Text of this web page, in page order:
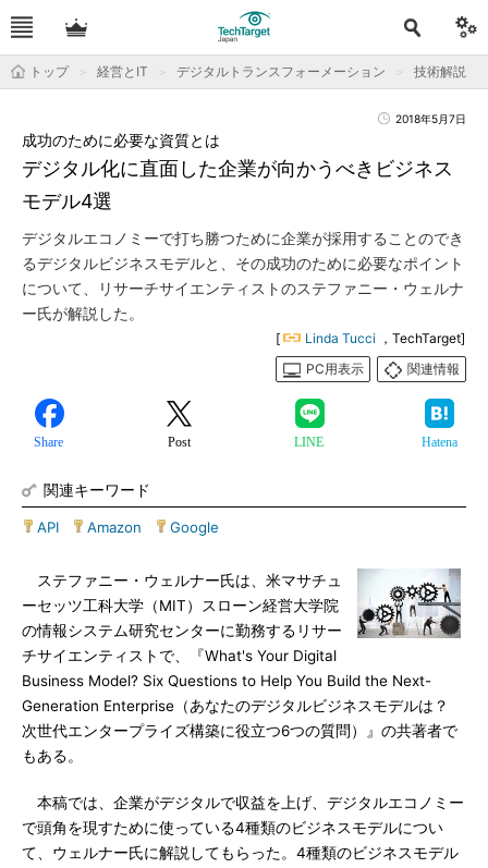
トップ 経営とIT デジタルトランスフォーメーション 技術解説
2018年5月7日
デジタル化に直面した企業が向かうべきビジネス
モデル4選
成功のために必要な資質とは
デジタルエコノミーで打ち勝つために企業が採用することのでき
るデジタルビジネスモデルと、その成功のために必要なポイント
について、リサーチサイエンティストのステファニー・ウェルナ
ー氏が解説した。
[ Linda Tucci ，TechTarget]
PC用表示
関連情報
Share Post LINE Hatena
関連キーワード
API Amazon Google
ステファニー・ウェルナー氏は、米マサチュ
ーセッツ工科大学（MIT）スローン経営大学院
の情報システム研究センターに勤務するリサー
チサイエンティストで、『What's Your Digital
Business Model? Six Questions to Help You Build the Next-
Generation Enterprise（あなたのデジタルビジネスモデルは？
次世代エンタープライズ構築に役立つ6つの質問）』の共著者で
もある。
本稿では、企業がデジタルで収益を上げ、デジタルエコノミー
で頭角を現すために使っている4種類のビジネスモデルについ
て、ウェルナー氏に解説してもらった。4種類のビジネスモデル